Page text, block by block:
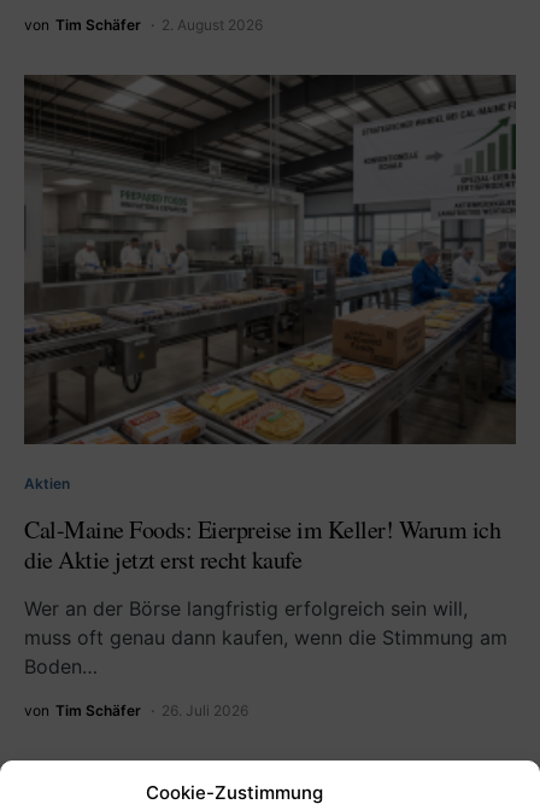
Cookie-Zustimmung
von Tim Schäfer 2. August 2026
Aktien
Cal-Maine Foods: Eierpreise im Keller! Warum ich
die Aktie jetzt erst recht kaufe
Wer an der Börse langfristig erfolgreich sein will,
muss oft genau dann kaufen, wenn die Stimmung am
Boden…
von Tim Schäfer 26. Juli 2026